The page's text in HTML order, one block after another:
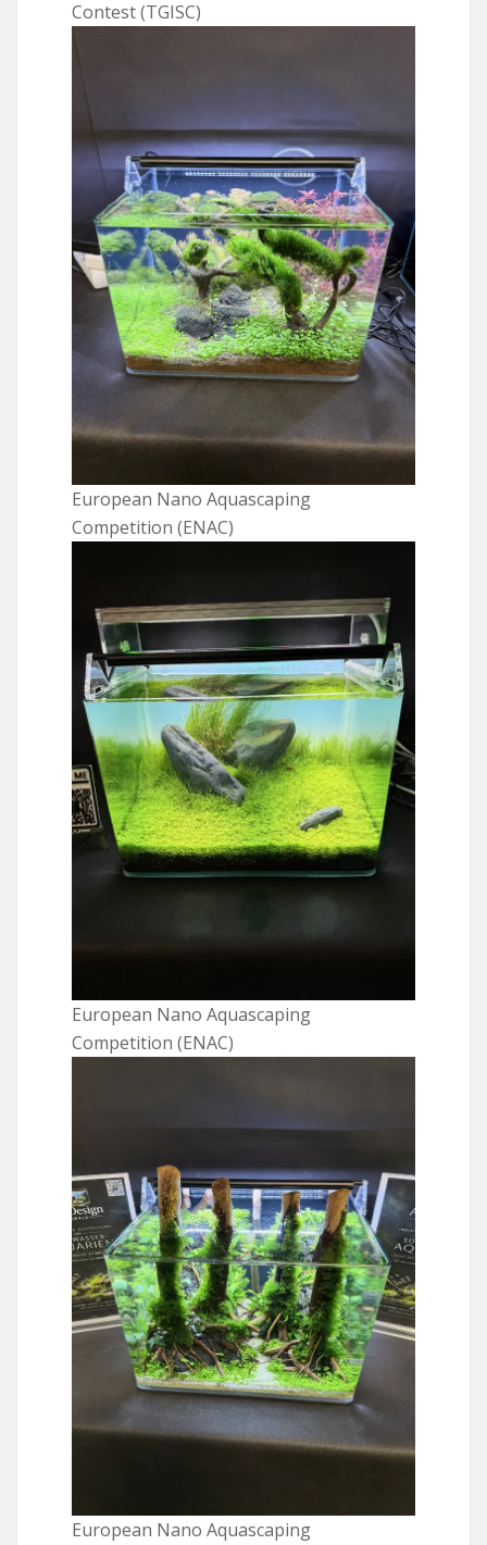
Contest (TGISC)
European Nano Aquascaping
Competition (ENAC)
European Nano Aquascaping
Competition (ENAC)
European Nano Aquascaping